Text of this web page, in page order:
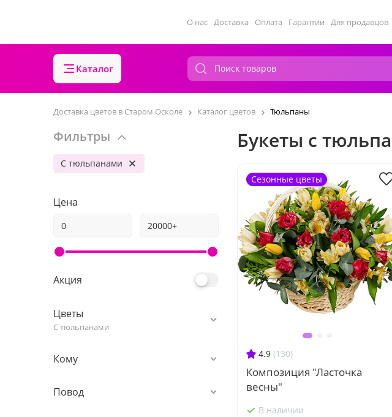
О нас Доставка Оплата Гарантии Для продавцов
Каталог
Доставка цветов в Старом Осколе Каталог цветов Тюльпаны
Фильтры
С тюльпанами
Цена
Акция
Цветы
С тюльпанами
Кому
Повод
Букеты с
4.9 (130)
Композиция "Ласточка
весны"
В наличии
Сезонные цветы